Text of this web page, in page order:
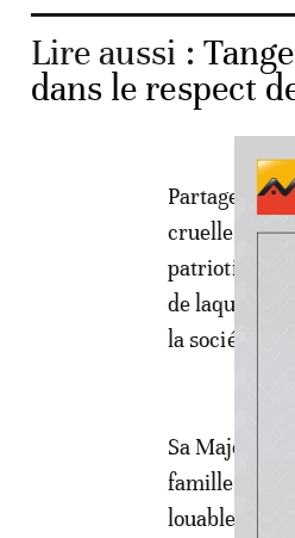
Lire aussi :
dans le respect
Partageant
cruelle, le
patriotisme
de laquelle il
la société
Sa Majesté
famille du
louables